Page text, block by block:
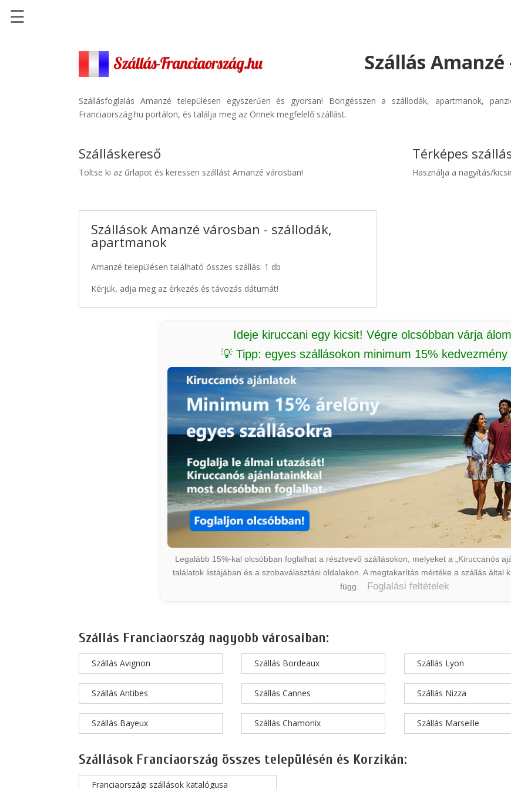
Szállásinfo.eu
Repülőjegy
Autóbérlés
☰
Szállás
Szállásfoglalás Amanzé településen egyszerűen és gyorsan! Böngésszen a szállodák, apartmanok,
Franciaország.hu portálon, és találja meg az Önnek megfelelő szállást.
Szálláskereső
Töltse ki az űrlapot és keressen szállást Amanzé városban!
Szállások Amanzé városban - szállodák,
apartmanok
Amanzé településen található összes szállás: 1 db
Kérjük, adja meg az érkezés és távozás dátumát!
Térképes
Használja a nagyítás/
Ideje kiruccani egy kicsit! Végre olcsóbban várja
💡 Tipp: egyes szállásokon minimum 15% kedvezmény
Legalább 15%-kal olcsóbban foglalhat a résztvevő szállásokon, melyeket a „Kiruccanós
találatok listájában és a szobaválasztási oldalakon. A megtakarítás mértéke a szállás által
függ.
Foglalási feltételek
Szállás Franciaország nagyobb városaiban:
Szállás Avignon
Szállás Antibes
Szállás Bayeux
Szállás Bordeaux
Szállás Cannes
Szállás Chamonix
Szállás Lyon
Szállás Nizza
Szállás Marseille
Szállások Franciaország összes településén és Korzikán:
Franciaországi szállások katalógusa